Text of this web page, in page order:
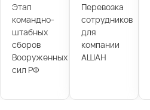
Этап
командно-
штабных
сборов
Вооруженных
сил РФ
Перевозка
сотрудников
для
компании
АШАН